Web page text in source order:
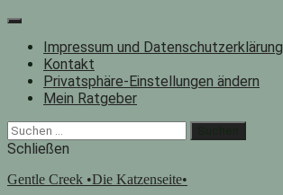
Zum
springenImpressum und Datenschutzerklärung
Kontakt
Privatsphäre-Einstellungen ändern
Mein Ratgeber
Facebook
Instagram
"Suche"-
Button
Suchen
nach:
Schließen
Gentle Creek •Die Katzenseite•